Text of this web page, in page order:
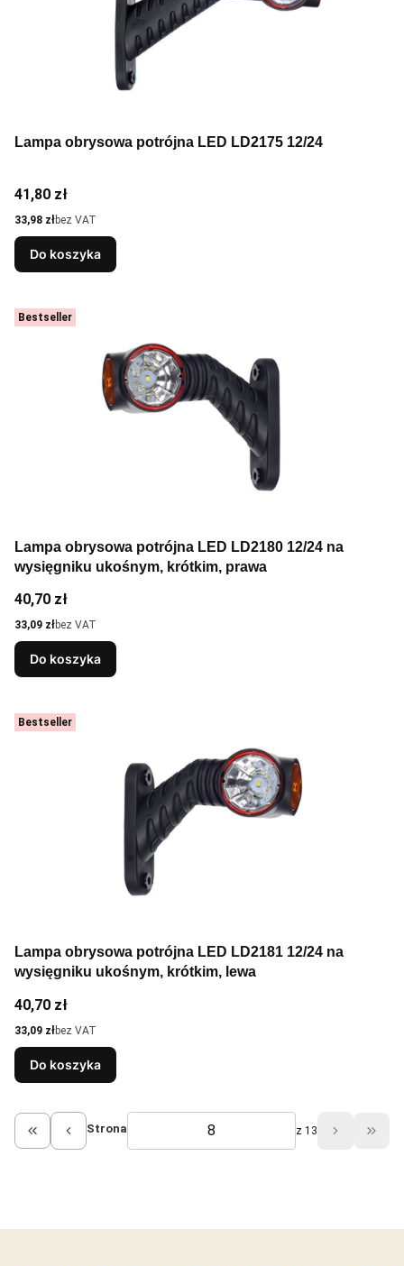
Lampa obrysowa potrójna LED LD2175 12/24
Cena
41,80 zł
Cena
33,98 złbez VAT
Do koszyka
Bestseller
Lampa obrysowa potrójna LED LD2180 12/24 na
wysięgniku ukośnym, krótkim, prawa
Cena
40,70 zł
Cena
33,09 złbez VAT
Do koszyka
Bestseller
Lampa obrysowa potrójna LED LD2181 12/24 na
wysięgniku ukośnym, krótkim, lewa
Cena
40,70 zł
Cena
33,09 złbez VAT
Do koszyka
Wróć do pierwszej strony z produktami
Strona z 13